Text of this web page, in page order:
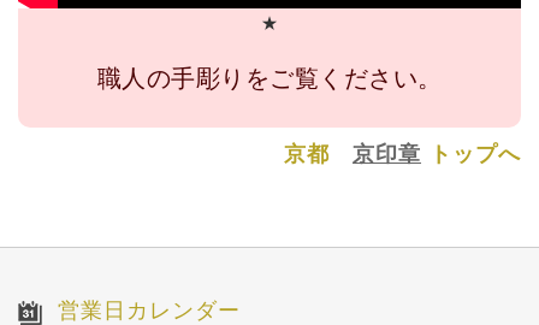
★
職人の手彫りをご覧ください。
京都 京印章 トップへ
営業日カレンダー